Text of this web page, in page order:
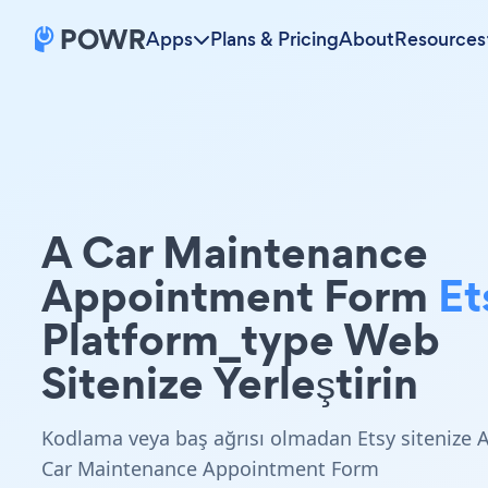
Apps Plans & PricingAboutResources
A Car Maintenance
Appointment Form
Platform_type Web
Sitenize Yerleştirin
Kodlama veya baş ağrısı olmadan Etsy sitenize
Car Maintenance Appointment Form